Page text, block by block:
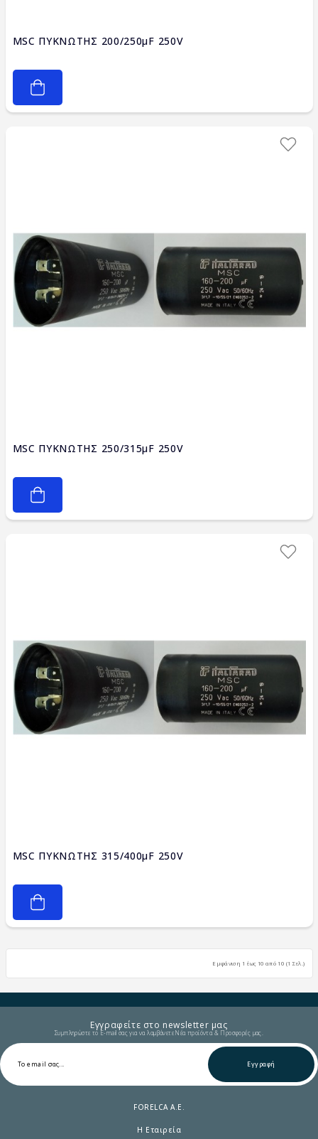
MSC ΠΥΚΝΩΤΗΣ 200/250μF 250V
MSC ΠΥΚΝΩΤΗΣ 250/315μF 250V
MSC ΠΥΚΝΩΤΗΣ 315/400μF 250V
Εμφάνιση 1 έως 10 από 10 (1 Σελ.)
Εγγραφείτε στο newsletter μας
Συμπληρώστε το E-mail σας για να λαμβάνετε Νέα προϊόντα & Προσφορές μας.
Εγγραφή
FORELCA A.E.
Η Εταιρεία